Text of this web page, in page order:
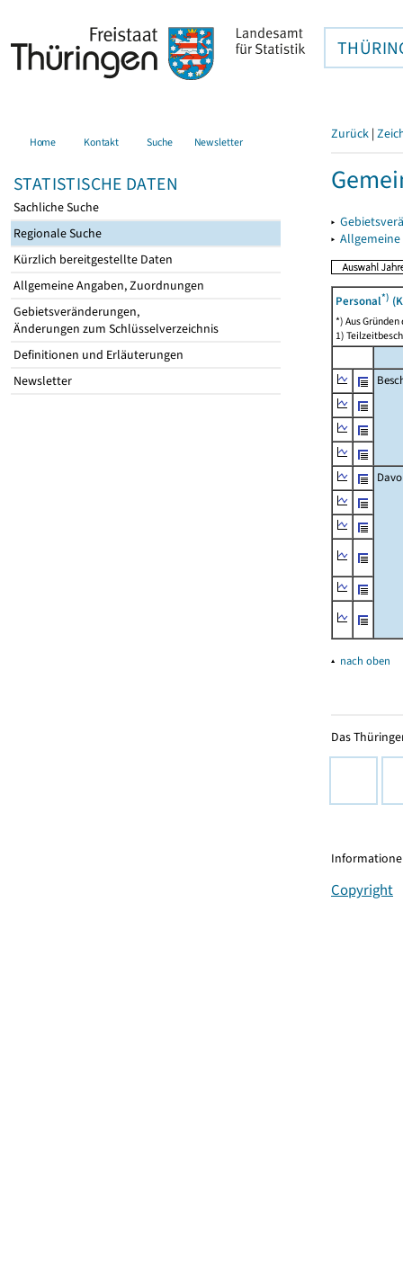
Home Kontakt Suche Newsletter
STATISTISCHE DATEN
Sachliche Suche
Regionale Suche
Kürzlich bereitgestellte Daten
Allgemeine Angaben, Zuordnungen
Gebietsveränderungen,
Änderungen zum Schlüsselverzeichnis
Definitionen und Erläuterungen
Newsletter
Zurück |
▸
▸
Personal*)
*) Aus
1)
▴ nach oben
Das
Copyright